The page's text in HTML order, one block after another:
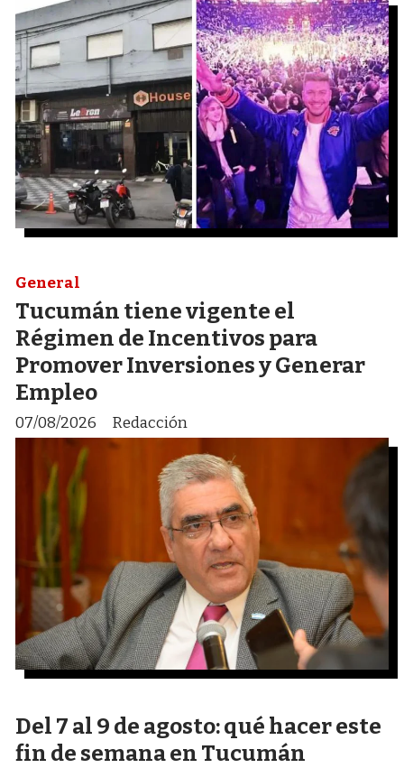
Tucumán tiene vigente el
Régimen de Incentivos para
Promover Inversiones y Generar
Empleo
Redacción
General
07/08/2026
Del 7 al 9 de agosto: qué hacer este
fin de semana en Tucumán